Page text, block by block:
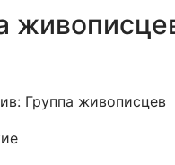
Группа живописцев